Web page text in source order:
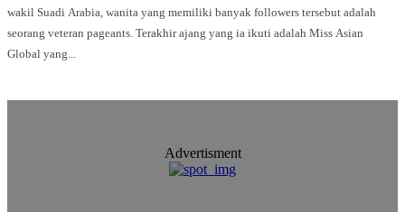
wakil Suadi Arabia, wanita yang memiliki banyak followers tersebut adalah
seorang veteran pageants. Terakhir ajang yang ia ikuti adalah Miss Asian
Global yang...
Advertisment